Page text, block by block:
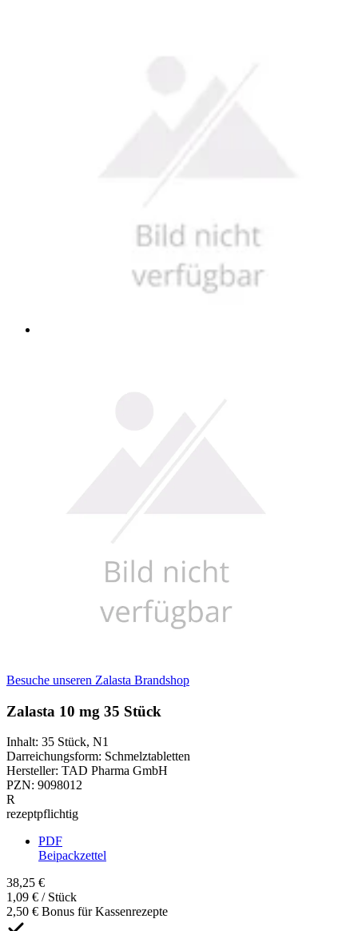
Besuche unseren Zalasta Brandshop
Zalasta 10 mg 35 Stück
Inhalt: 35 Stück, N1
Darreichungsform: Schmelztabletten
Hersteller: TAD Pharma GmbH
PZN: 9098012
R
rezeptpflichtig
PDF
Beipackzettel
38,25 €
1,09 € / Stück
2,50 € Bonus für Kassenrezepte